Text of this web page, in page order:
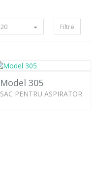
Filtre
20
Model 305
SAC PENTRU ASPIRATOR